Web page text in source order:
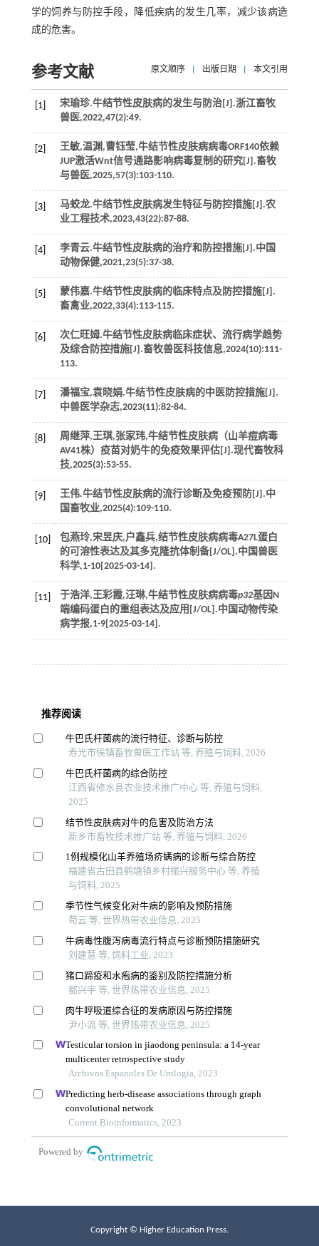
学的饲养与防控手段，降低疾病的发生几率，减少该病造
成的危害。
参考文献 原文顺序 出版日期 本文引用
[1] 宋瑜珍.牛结节性皮肤病的发生与防治[J].浙江畜牧
兽医,2022,47(2):49.
[2]
王敏,温渊,曹钰莹,牛结节性皮肤病病毒ORF140依赖
JUP激活Wnt信号通路影响病毒复制的研究[J].畜牧
与兽医,2025,57(3):103-110.
[3] 马蛟龙.牛结节性皮肤病发生特征与防控措施[J].农
业工程技术,2023,43(22):87-88.
[4] 李青云.牛结节性皮肤病的治疗和防控措施[J].中国
动物保健,2021,23(5):37-38.
[5]
蒙伟嘉.牛结节性皮肤病的临床特点及防控措施[J].
畜禽业,2022,33(4):113-115.
[6]
次仁旺姆.牛结节性皮肤病临床症状、流行病学趋势
及综合防控措施[J].畜牧兽医科技信息,2024(10):111-
113.
[7]
潘福宝,袁晓娟.牛结节性皮肤病的中医防控措施[J].
中兽医学杂志,2023(11):82-84.
[8]
周继萍,王琪,张家玮,牛结节性皮肤病（山羊痘病毒
AV41株）疫苗对奶牛的免疫效果评估[J].现代畜牧科
技,2025(3):53-55.
[9] 王伟.牛结节性皮肤病的流行诊断及免疫预防[J].中
国畜牧业,2025(4):109-110.
[10]
包燕玲,宋昱庆,户鑫兵,结节性皮肤病病毒A27L蛋白
的可溶性表达及其多克隆抗体制备[J/OL].中国兽医
科学,1-10[2025-03-14].
[11] 于浩洋,王彩霞,汪琳,牛结节性皮肤病病毒p32基因N
端编码蛋白的重组表达及应用[J/OL].中国动物传染
病学报,1-9[2025-03-14].
Copyright © Higher Education Press.